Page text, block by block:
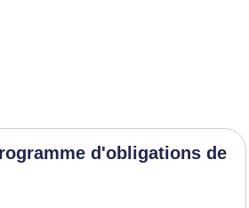
d'obligations de